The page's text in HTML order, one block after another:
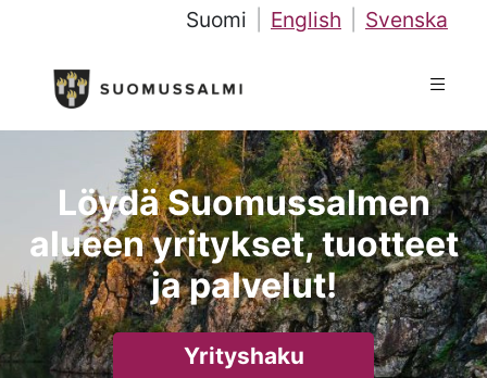
Suomi English Svenska
Löydä Suomussalmen
alueen yritykset, tuotteet
ja palvelut!
Yrityshaku